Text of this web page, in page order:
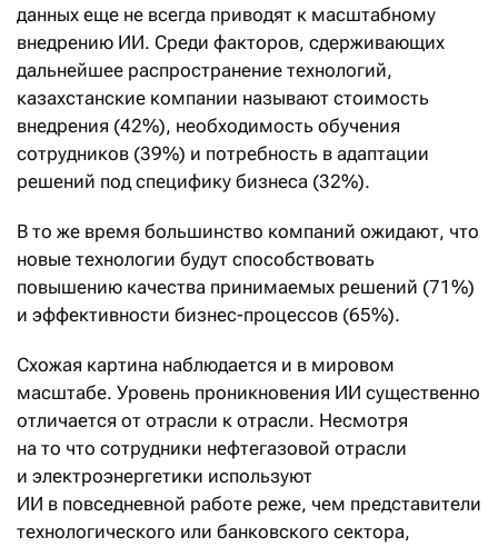
данных еще не всегда приводят к масштабному
внедрению ИИ. Среди факторов, сдерживающих
дальнейшее распространение технологий,
казахстанские компании называют стоимость
внедрения (42%), необходимость обучения
сотрудников (39%) и потребность в адаптации
решений под специфику бизнеса (32%).
В то же время большинство компаний ожидают, что
новые технологии будут способствовать
повышению качества принимаемых решений (71%)
и эффективности бизнес-процессов (65%).
Схожая картина наблюдается и в мировом
масштабе. Уровень проникновения ИИ существенно
отличается от отрасли к отрасли. Несмотря
на то что сотрудники нефтегазовой отрасли
и электроэнергетики используют
ИИ в повседневной работе реже, чем представители
технологического или банковского сектора,